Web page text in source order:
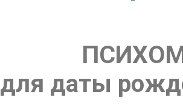
для даты